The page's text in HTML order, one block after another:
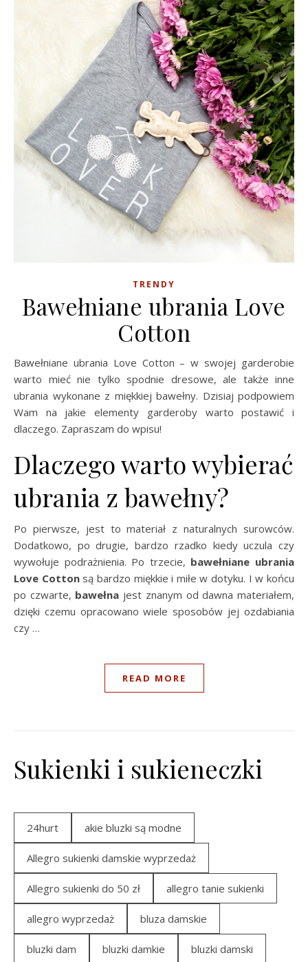
TRENDY
Bawełniane ubrania Love
Cotton
Bawełniane ubrania Love Cotton – w swojej garderobie
warto mieć nie tylko spodnie dresowe, ale także inne
ubrania wykonane z miękkiej bawełny. Dzisiaj podpowiem
Wam na jakie elementy garderoby warto postawić i
dlaczego. Zapraszam do wpisu!
Dlaczego warto wybierać
ubrania z bawełny?
Po pierwsze, jest to materiał z naturalnych surowców.
Dodatkowo, po drugie, bardzo rzadko kiedy uczula czy
wywołuje podrażnienia. Po trzecie, bawełniane ubrania
Love Cottonsą bardzo miękkie i miłe w dotyku. I w końcu
po czwarte, bawełna jest znanym od dawna materiałem,
dzięki czemu opracowano wiele sposobów jej ozdabiania
czy …
READ MORE
Sukienki i sukieneczki
24hurt akie bluzki są modne
Allegro sukienki damskie wyprzedaż
Allegro sukienki do 50 zł allegro tanie sukienki
allegro wyprzedaż bluza damskie
bluzki dam bluzki damkie bluzki damski